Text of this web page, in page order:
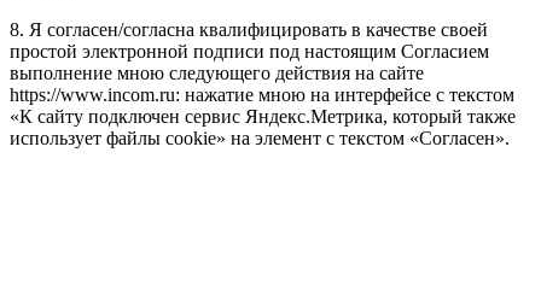
8. Я согласен/согласна квалифицировать в качестве своей
простой электронной подписи под настоящим Согласием
выполнение мною следующего действия на сайте
https://www.incom.ru: нажатие мною на интерфейсе с текстом
«К сайту подключен сервис Яндекс.Метрика, который также
использует файлы cookie» на элемент с текстом «Согласен».